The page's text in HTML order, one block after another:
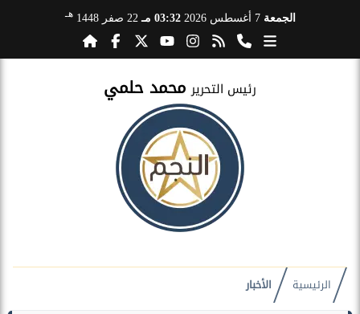
الجمعة 7 أغسطس 2026 03:32 مـ 22 صفر 1448 هـ
رئيس التحرير محمد حلمي
الرئيسية الأخبار